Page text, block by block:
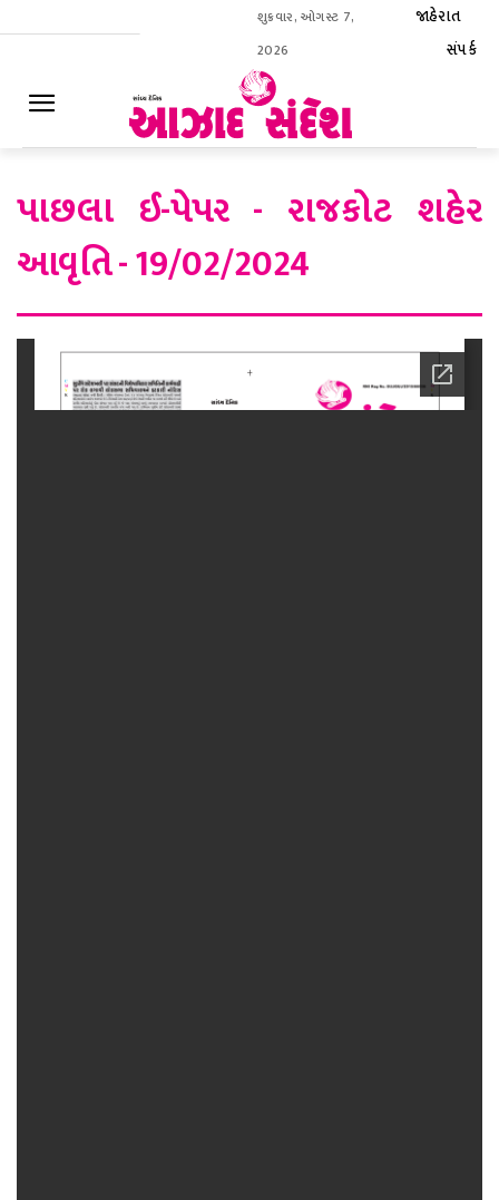
શુક્રવાર, ઓગસ્ટ 7,
2026
જાહેરાત
સંપર્ક
પાછલા ઈ-પેપર - રાજકોટ શહેર
આવૃતિ - 19/02/2024